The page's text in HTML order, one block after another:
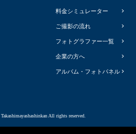
料金シミュレーター
ご撮影の流れ
フォトグラファー一覧
企業の方へ
アルバム・フォトパネル
All rights reserved.